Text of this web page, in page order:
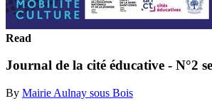
Read
Journal de la cité éducative - N°2
By Mairie Aulnay sous Bois